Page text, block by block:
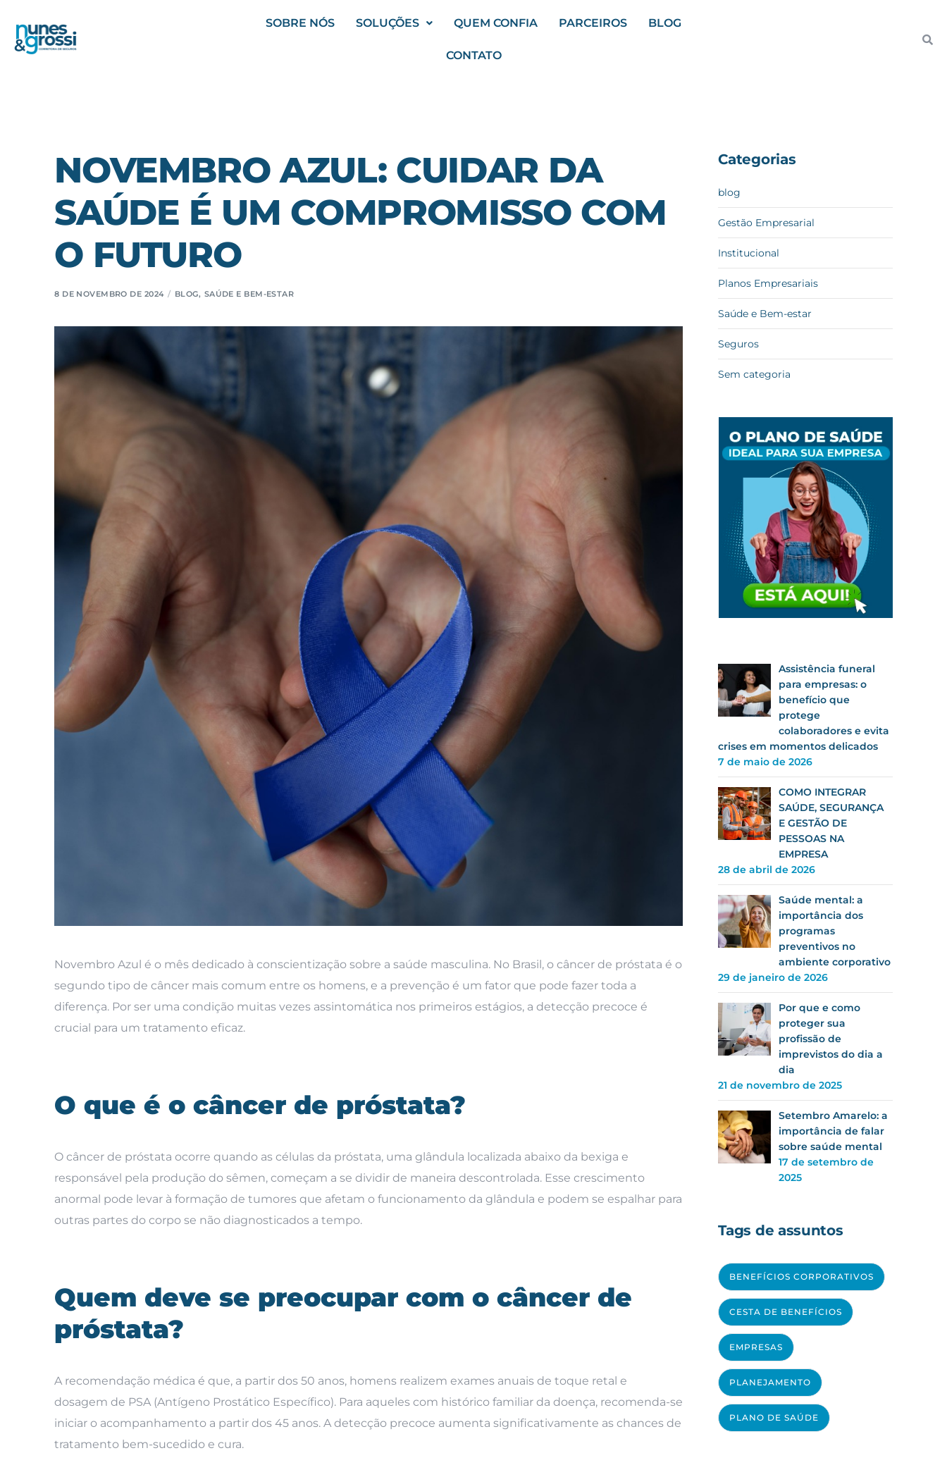
SOBRE NÓS SOLUÇÕES QUEM CONFIA PARCEIROS BLOG
CONTATO
NOVEMBRO AZUL: CUIDAR DA
SAÚDE É UM COMPROMISSO COM
O FUTURO
8 DE NOVEMBRO DE 2024 BLOG, SAÚDE E BEM-ESTAR
Novembro Azul é o mês dedicado à conscientização sobre a saúde masculina. No Brasil, o câncer de próstata é o
segundo tipo de câncer mais comum entre os homens, e a prevenção é um fator que pode fazer toda a
diferença. Por ser uma condição muitas vezes assintomática nos primeiros estágios, a detecção precoce é
crucial para um tratamento eficaz.
O que é o câncer de próstata?
O câncer de próstata ocorre quando as células da próstata, uma glândula localizada abaixo da bexiga e
responsável pela produção do sêmen, começam a se dividir de maneira descontrolada. Esse crescimento
anormal pode levar à formação de tumores que afetam o funcionamento da glândula e podem se espalhar para
outras partes do corpo se não diagnosticados a tempo.
Quem deve se preocupar com o câncer de
próstata?
A recomendação médica é que, a partir dos 50 anos, homens realizem exames anuais de toque retal e
dosagem de PSA (Antígeno Prostático Específico). Para aqueles com histórico familiar da doença, recomenda-se
iniciar o acompanhamento a partir dos 45 anos. A detecção precoce aumenta significativamente as chances de
tratamento bem-sucedido e cura.
Categorias
blog
Gestão Empresarial
Institucional
Planos Empresariais
Saúde e Bem-estar
Seguros
Sem categoria
Assistência funeral
para empresas: o
benefício que
protege
colaboradores e evita
crises em momentos delicados
7 de maio de 2026
COMO INTEGRAR
SAÚDE, SEGURANÇA
E GESTÃO DE
PESSOAS NA
EMPRESA
28 de abril de 2026
Saúde mental: a
importância dos
programas
preventivos no
ambiente corporativo
29 de janeiro de 2026
Por que e como
proteger sua
profissão de
imprevistos do dia a
dia
21 de novembro de 2025
Setembro Amarelo: a
importância de falar
sobre saúde mental
17 de setembro de
2025
Tags de assuntos
BENEFÍCIOS CORPORATIVOS
CESTA DE BENEFÍCIOS
EMPRESAS
PLANEJAMENTO
PLANO DE SAÚDE